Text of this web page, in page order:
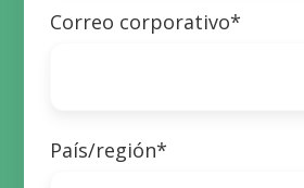
Correo corporativo*
País/región*